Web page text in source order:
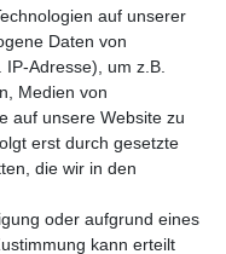
auf unserer
Daten von
Adresse), um z.B.
Medien von
auf unsere Website zu
erst durch gesetzte
die wir in den
oder aufgrund eines
kann erteilt